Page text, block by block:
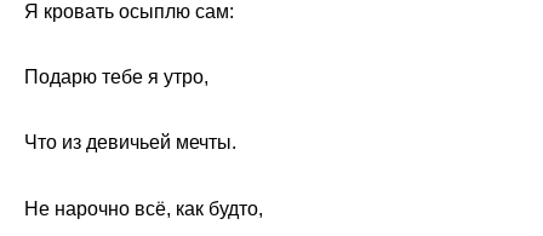
Я кровать осыплю сам:
Подарю тебе я утро,
Что из девичьей мечты.
Не нарочно всё, как будто,